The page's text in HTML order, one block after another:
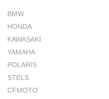
BMW
HONDA
KAWASAKI
YAMAHA
POLARIS
STELS
CFMOTO